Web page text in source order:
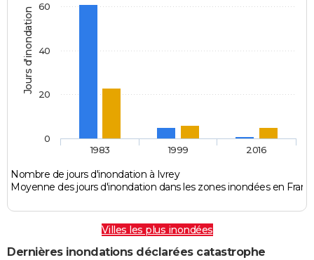
Jours d'inondation
Nombre de jours d'inondation à Ivrey
Moyenne des jours d'inondation dans les zones inondées en
1983 1999 2016
0
20
40
60
Villes les plus inondées
Dernières inondations déclarées catastrophe